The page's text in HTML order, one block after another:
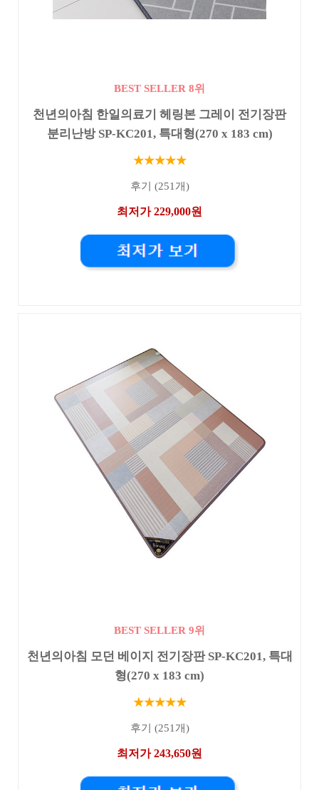
BEST SELLER 8위
천년의아침 한일의료기 헤링본 그레이 전기장판
분리난방 SP-KC201, 특대형(270 x 183 cm)
★★★★★
후기 (251개)
최저가 229,000원
BEST SELLER 9위
천년의아침 모던 베이지 전기장판 SP-KC201, 특대
형(270 x 183 cm)
★★★★★
후기 (251개)
최저가 243,650원